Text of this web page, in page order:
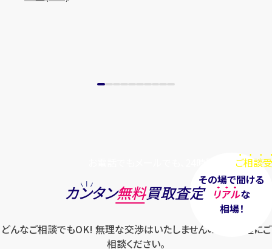
ご相談
その場で聞ける
リアルな
相場！
カンタン無料買取査定
どんなご相談でもOK! 無理な交渉はいたしませんのでお気軽にご
相談ください。